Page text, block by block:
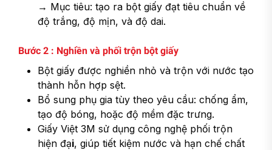
→ Mục tiêu: tạo ra bột giấy đạt tiêu chuẩn về
độ trắng, độ mịn, và độ dai.
Bước 2 : Nghiền và phối trộn bột giấy
Bột giấy được nghiền nhỏ và trộn với nước tạo
thành hỗn hợp sệt.
Bổ sung phụ gia tùy theo yêu cầu: chống ẩm,
tạo độ bóng, hoặc độ mềm đặc trưng.
Giấy Việt 3M sử dụng công nghệ phối trộn
hiện đại, giúp tiết kiệm nước và hạn chế chất